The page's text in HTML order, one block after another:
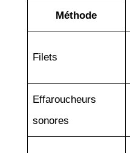
Méthode
Filets
Effaroucheurs
sonores